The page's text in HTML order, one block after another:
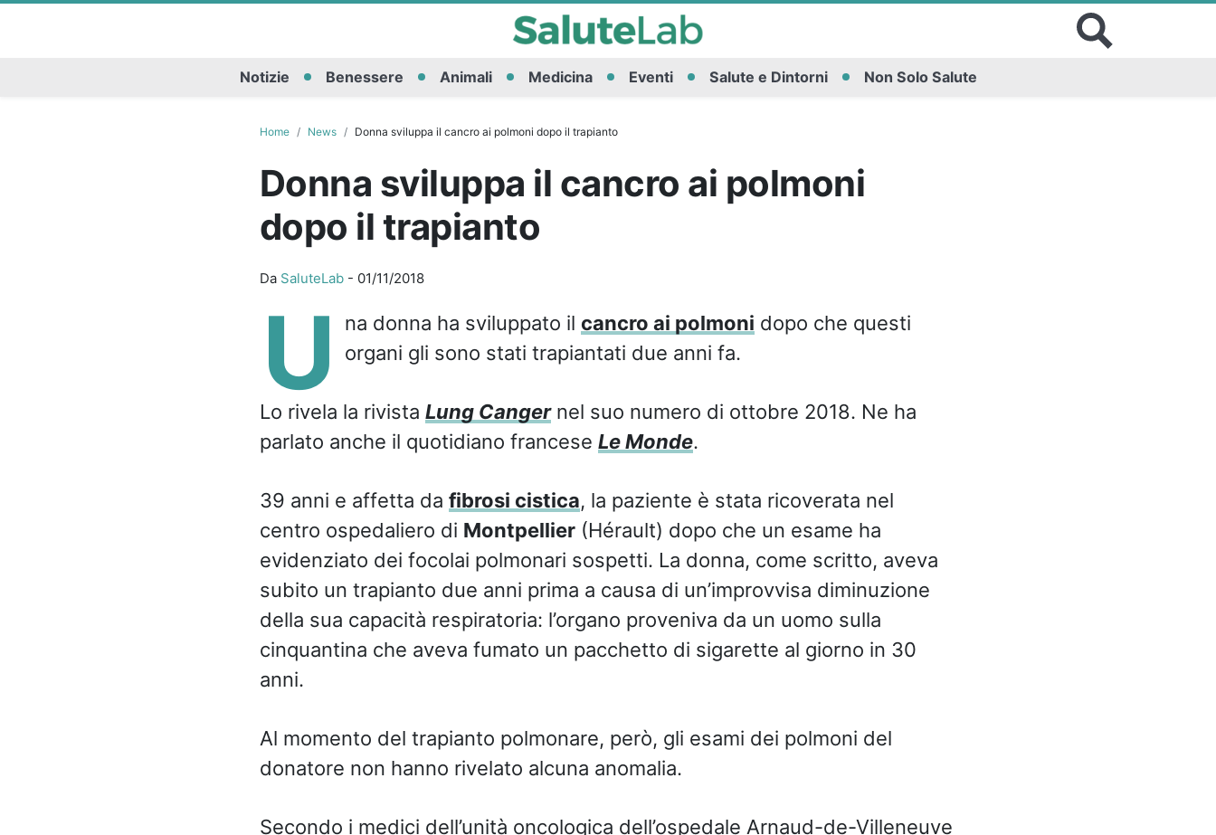
Notizie Benessere Animali Medicina Eventi Salute e Dintorni Non Solo Salute
Home News Donna sviluppa il cancro ai polmoni dopo il trapianto
Donna sviluppa il cancro ai polmoni
dopo il trapianto
Da SaluteLab- 01/11/2018
U na donna ha sviluppato il cancro ai polmoni dopo che questi
organi gli sono stati trapiantati due anni fa.
Lo rivela la rivista Lung Cangernel suo numero di ottobre 2018. Ne ha
parlato anche il quotidiano francese Le Monde.
39 anni e affetta da fibrosi cistica, la paziente è stata ricoverata nel
centro ospedaliero di Montpellier(Hérault) dopo che un esame ha
evidenziato dei focolai polmonari sospetti. La donna, come scritto, aveva
subito un trapianto due anni prima a causa di un’improvvisa diminuzione
della sua capacità respiratoria: l’organo proveniva da un uomo sulla
cinquantina che aveva fumato un pacchetto di sigarette al giorno in 30
anni.
Al momento del trapianto polmonare, però, gli esami dei polmoni del
donatore non hanno rivelato alcuna anomalia.
Secondo i medici dell’unità oncologica dell’ospedale Arnaud-de-Villeneuve